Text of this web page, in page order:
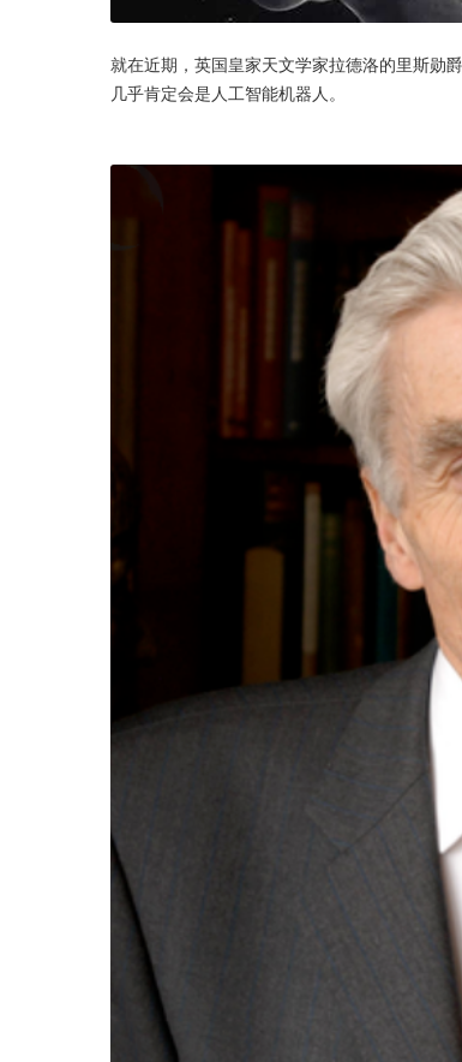
就在近期，英国皇家天文学家拉德洛的里斯勋
几乎肯定会是人工智能机器人。